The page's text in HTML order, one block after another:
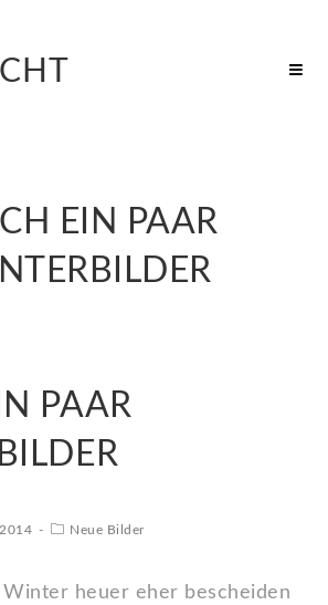
EIN PAAR
PAAR
Neue Bilder
heuer eher bescheiden